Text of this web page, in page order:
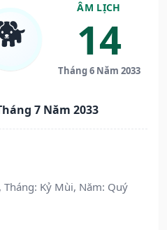
ÂM LỊCH
14
Tháng 6 Năm 2033
7 Năm 2033
Tháng: Kỷ Mùi, Năm: Quý